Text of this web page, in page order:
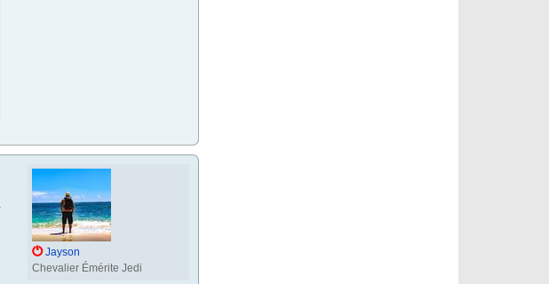
Jayson
Chevalier Émérite Jedi